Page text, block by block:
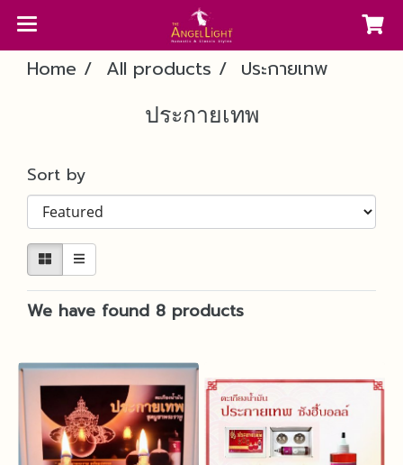
Home All products ประกายเทพ
ประกายเทพ
Sort by
We have found 8 products